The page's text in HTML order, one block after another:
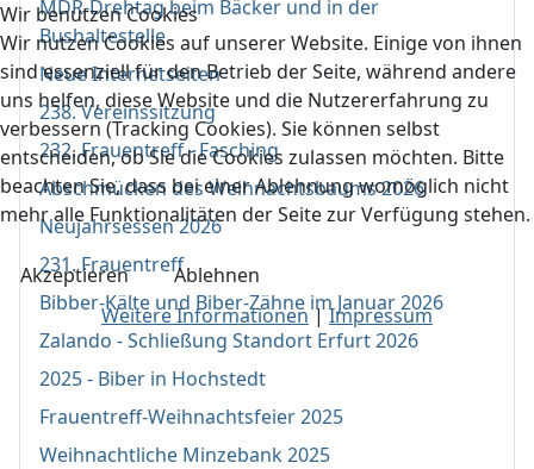
MDR-Drehtag beim Bäcker und in der
Bushaltestelle
Neue Internetseiten
238. Vereinssitzung
232. Frauentreff - Fasching
Abschmücken des Weihnachtsbaums 2026
Neujahrsessen 2026
231. Frauentreff
Bibber-Kälte und Biber-Zähne im Januar 2026
Zalando - Schließung Standort Erfurt 2026
2025 - Biber in Hochstedt
Frauentreff-Weihnachtsfeier 2025
Weihnachtliche Minzebank 2025
Wir benutzen Cookies
Wir nutzen Cookies auf unserer Website. Einige von ihnen
sind essenziell für den Betrieb der Seite, während andere
uns helfen, diese Website und die Nutzererfahrung zu
verbessern (Tracking Cookies). Sie können selbst
entscheiden, ob Sie die Cookies zulassen möchten. Bitte
beachten Sie, dass bei einer Ablehnung womöglich nicht
mehr alle Funktionalitäten der Seite zur Verfügung stehen.
Akzeptieren
Ablehnen
Weitere Informationen|Impressum